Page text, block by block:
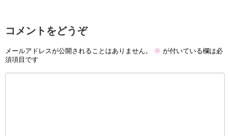
コメントをどうぞ
メールアドレスが公開されることはありません。 ※ が付いている欄は必
須項目です